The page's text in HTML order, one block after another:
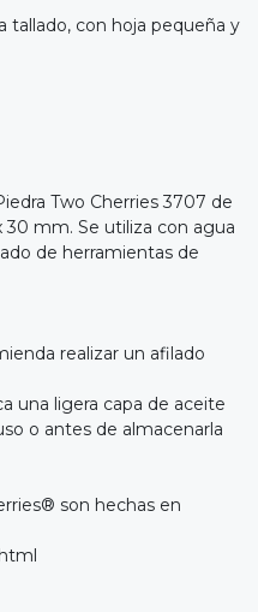
tallado, con hoja pequeña y
Two Cherries 3707 de
mm. Se utiliza con agua
de herramientas de
realizar un afilado
una ligera capa de aceite
o antes de almacenarla
son hechas en